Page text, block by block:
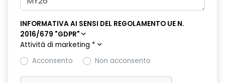
INFORMATIVA AI SENSI DEL REGOLAMENTO UE N.
2016/679 "GDPR"
Attività di marketing *
Acconsento
Non acconsento